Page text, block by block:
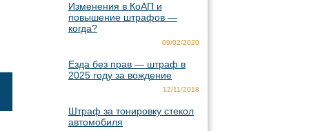
Изменения в КоАП и
повышение штрафов —
когда?
09/02/2020
Езда без прав — штраф в
2025 году за вождение
12/11/2018
Штраф за тонировку стекол
автомобиля